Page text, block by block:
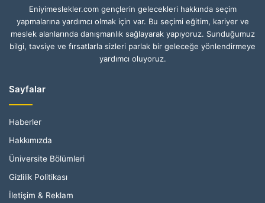
Eniyimeslekler.com gençlerin gelecekleri hakkında seçim
yapmalarına yardımcı olmak için var. Bu seçimi eğitim, kariyer ve
meslek alanlarında danışmanlık sağlayarak yapıyoruz. Sunduğumuz
bilgi, tavsiye ve fırsatlarla sizleri parlak bir geleceğe yönlendirmeye
yardımcı oluyoruz.
Sayfalar
Haberler
Hakkımızda
Üniversite Bölümleri
Gizlilik Politikası
İletişim & Reklam